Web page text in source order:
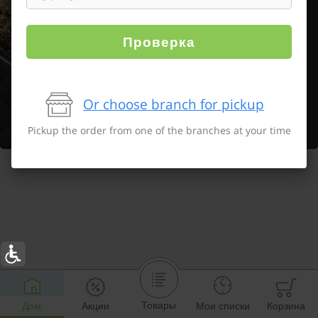
Дом Акции Товары Мои списки Корзина
Проверка
Or choose branch for pickup
Pickup the order from one of the branches at your time